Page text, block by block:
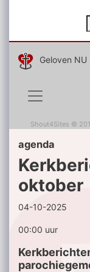
Geloven NU
Shout4Sites ©
agenda
oktober
04-10-2025
00:00 uur